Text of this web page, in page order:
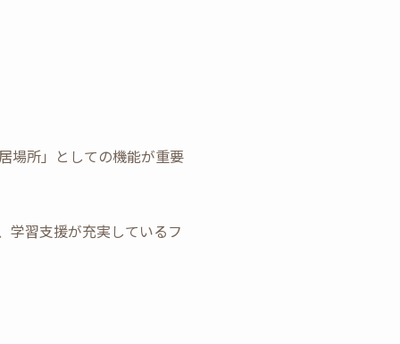
場所」としての機能が重要
学習支援が充実しているフ